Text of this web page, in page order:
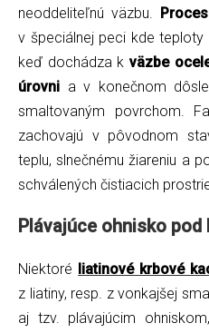
neoddeliteľnú väzbu.
v špeciálnej peci kde teploty
keď dochádza k väzbe
úrovni a v konečnom
smaltovaným povrchom.
zachovajú v pôvodnom
teplu, slnečnému žiareniu a
schválených čistiacich
Plávajúce ohnisko
Niektoré liatinové krbové
z liatiny, resp. z vonkajšej
aj tzv. plávajúcim